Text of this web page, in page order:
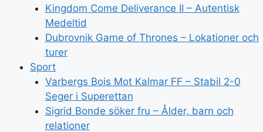
Kingdom Come Deliverance II – Autentisk
Medeltid
Dubrovnik Game of Thrones – Lokationer och
turer
Sport
Varbergs Bois Mot Kalmar FF – Stabil 2-0
Seger i Superettan
Sigrid Bonde söker fru – Ålder, barn och
relationer